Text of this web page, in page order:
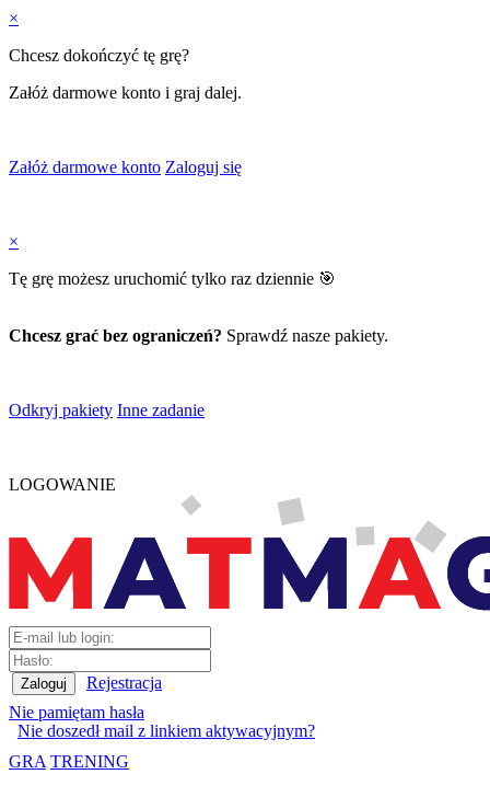
×
Chcesz dokończyć tę grę?
Załóż darmowe konto i graj dalej.
Załóż darmowe konto Zaloguj się
×
Tę grę możesz uruchomić tylko raz dziennie 🎯
Chcesz grać bez ograniczeń? Sprawdź nasze pakiety.
Odkryj pakiety Inne zadanie
LOGOWANIE
Rejestracja
Nie pamiętam hasła
Nie doszedł mail z linkiem aktywacyjnym?
GRA TRENING